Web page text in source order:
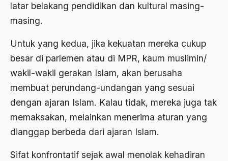
latar belakang pendidikan dan kultural masing-
masing.
Untuk yang kedua, jika kekuatan mereka cukup
besar di parlemen atau di MPR, kaum muslimin/
wakil-wakil gerakan Islam, akan berusaha
membuat perundang-undangan yang sesuai
dengan ajaran Islam. Kalau tidak, mereka juga tak
memaksakan, melainkan menerima aturan yang
dianggap berbeda dari ajaran Islam.
Sifat konfrontatif sejak awal menolak kehadiran
Ali Shariati
Ali Syahbana
Aliran AHmadiyah
Aliran Kepercayaan
Alistair Cook
Allah